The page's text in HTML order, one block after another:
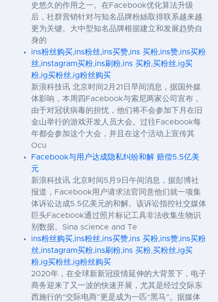
史悠久的作用之一。在Facebook优化算法升级
后，社群营销针对与知名品牌粉絲取得联系越来越
更为关键。大中型知名品牌根据建立和发展趋势自
身的
ins粉丝购买,ins粉丝,ins买赞,ins 买粉,ins赞,ins买粉
丝,instagram买粉,ins刷粉,ins 买粉,买粉丝,ig买
粉,ig买粉丝,ig粉丝购买
新浪科技讯 北京时间2月21日早间消息，据国外媒
体影响，本周四Facebook与索尼两家公司宣布，
由于对冠状病毒的担忧，他们将不会参加下月在旧
金山举行的游戏开发人员大会。过往Facebook每
年都会参加这个大会，并且在这个活动上宣传其
Ocu
Facebook与用户达成隐私纠纷和解 赔偿5.5亿美
元
新浪科技讯 北京时间5月9日午间消息，据彭博社
报道，Facebook用户请求法官同意他们就一项集
体诉讼达成5.5亿美元的和解。该诉讼指控社交媒体
巨头Facebook通过照片标记工具非法收集生物识
别数据。Sina science and Te
ins粉丝购买,ins粉丝,ins买赞,ins 买粉,ins赞,ins买粉
丝,instagram买粉,ins刷粉,ins 买粉,买粉丝,ig买
粉,ig买粉丝,ig粉丝购买
2020年，在全球新新冠疫情延伸的大背景下，电子
商务迎来了又一波的快速开展，尤其是经过交际东
西施行的“交际电商”更是成为一匹“黑马”。据媒体